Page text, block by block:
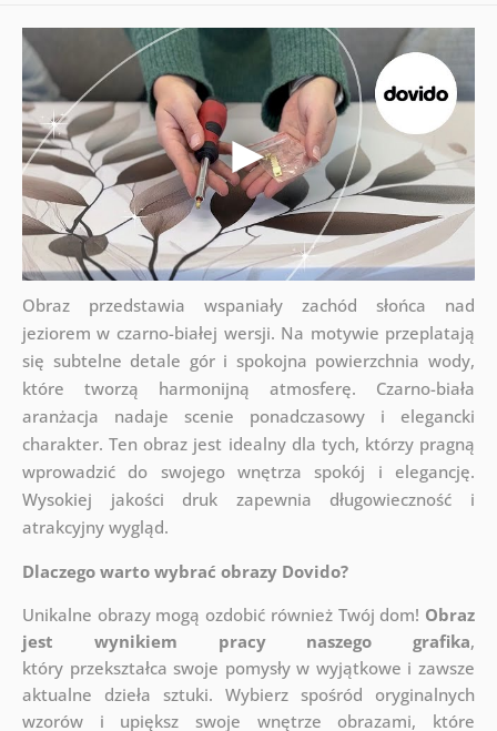
Obraz przedstawia wspaniały zachód słońca nad
jeziorem w czarno-białej wersji. Na motywie przeplatają
się subtelne detale gór i spokojna powierzchnia wody,
które tworzą harmonijną atmosferę. Czarno-biała
aranżacja nadaje scenie ponadczasowy i elegancki
charakter. Ten obraz jest idealny dla tych, którzy pragną
wprowadzić do swojego wnętrza spokój i elegancję.
Wysokiej jakości druk zapewnia długowieczność i
atrakcyjny wygląd.
Dlaczego warto wybrać obrazy Dovido?
Unikalne obrazy mogą ozdobić również Twój dom! Obraz
jest wynikiem pracy naszego grafika,
który przekształca swoje pomysły w wyjątkowe i zawsze
aktualne dzieła sztuki. Wybierz spośród oryginalnych
wzorów i upiększ swoje wnętrze obrazami, które